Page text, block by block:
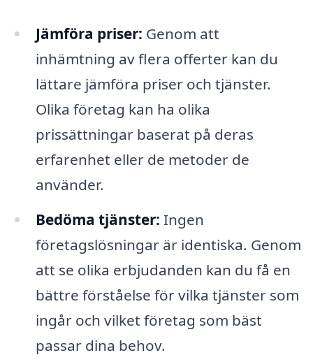
Jämföra priser: Genom att
inhämtning av flera offerter kan du
lättare jämföra priser och tjänster.
Olika företag kan ha olika
prissättningar baserat på deras
erfarenhet eller de metoder de
använder.
Bedöma tjänster: Ingen
företagslösningar är identiska. Genom
att se olika erbjudanden kan du få en
bättre förståelse för vilka tjänster som
ingår och vilket företag som bäst
passar dina behov.